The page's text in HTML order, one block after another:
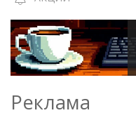
Реклама